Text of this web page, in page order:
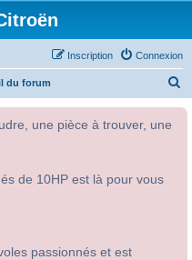
Connexion
Inscription
du forum
une pièce à trouver, une
de 10HP est là pour vous
passionnés et est